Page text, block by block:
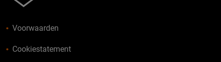
Voorwaarden
Cookiestatement